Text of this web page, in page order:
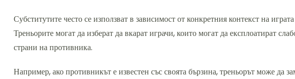
Субститутите често се използват в зависимост от конкретния контекст на
Треньорите могат да изберат да вкарат играчи, които могат да експлоатират
страни на противника.
Например, ако противникът е известен със своята бързина, треньорът може да